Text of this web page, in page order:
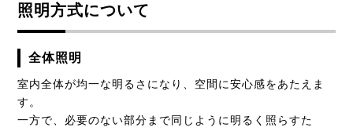
照明方式について
全体照明
室内全体が均一な明るさになり、空間に安心感をあたえま
す。
一方で、必要のない部分まで同じように明るく照らすた